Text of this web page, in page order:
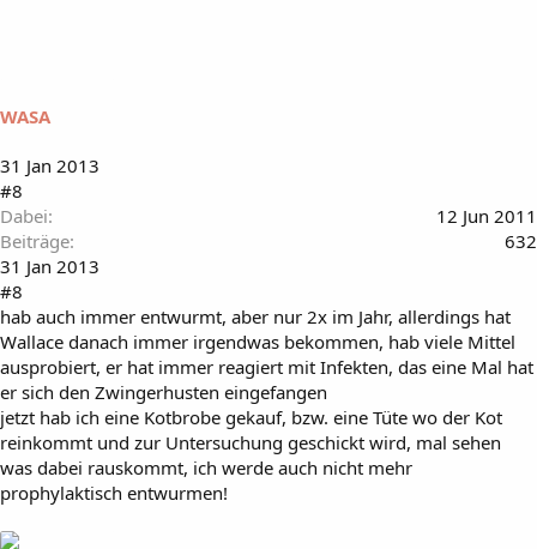
WASA
31 Jan 2013
#8
Dabei
12 Jun 2011
Beiträge
632
31 Jan 2013
#8
hab auch immer entwurmt, aber nur 2x im Jahr, allerdings hat
Wallace danach immer irgendwas bekommen, hab viele Mittel
ausprobiert, er hat immer reagiert mit Infekten, das eine Mal hat
er sich den Zwingerhusten eingefangen
jetzt hab ich eine Kotbrobe gekauf, bzw. eine Tüte wo der Kot
reinkommt und zur Untersuchung geschickt wird, mal sehen
was dabei rauskommt, ich werde auch nicht mehr
prophylaktisch entwurmen!